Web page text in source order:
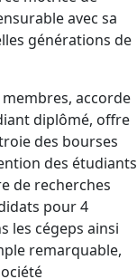
avec sa
générations de
accorde
diplômé, offre
des bourses
des étudiants
de recherches
pour 4
les cégeps ainsi
remarquable,